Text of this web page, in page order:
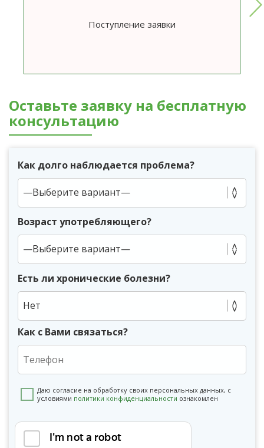
Поступление заявки
Оставьте заявку на бесплатную
консультацию
Как долго наблюдается проблема?
Возраст употребляющего?
Есть ли хронические болезни?
Нет
Как с Вами связаться?
Даю согласие на обработку своих персональных данных, с
условиями политики конфиденциальности ознакомлен